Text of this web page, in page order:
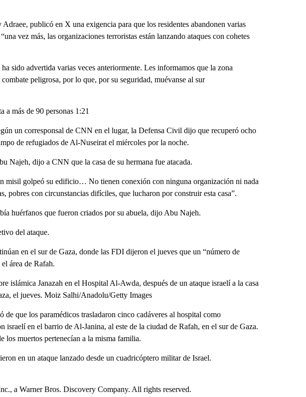
publicó en X una exigencia para que los residentes abandonen varias
vez más, las organizaciones terroristas están lanzando ataques con cohetes
sido advertida varias veces anteriormente. Les informamos que la zona
peligrosa, por lo que, por su seguridad, muévanse al sur
a más de 90 personas 1:21
un corresponsal de CNN en el lugar, la Defensa Civil dijo que recuperó ocho
de refugiados de Al-Nuseirat el miércoles por la noche.
Najeh, dijo a CNN que la casa de su hermana fue atacada.
misil golpeó su edificio… No tienen conexión con ninguna organización ni nada
pobres con circunstancias difíciles, que lucharon por construir esta casa”.
huérfanos que fueron criados por su abuela, dijo Abu Najeh.
del ataque.
en el sur de Gaza, donde las FDI dijeron el jueves que un “número de
área de Rafah.
islámica Janazah en el Hospital Al-Awda, después de un ataque israelí a la casa
el jueves. Moiz Salhi/Anadolu/Getty Images
que los paramédicos trasladaron cinco cadáveres al hospital como
israelí en el barrio de Al-Janina, al este de la ciudad de Rafah, en el sur de Gaza.
los muertos pertenecían a la misma familia.
en un ataque lanzado desde un cuadricóptero militar de Israel.
a Warner Bros. Discovery Company. All rights reserved.